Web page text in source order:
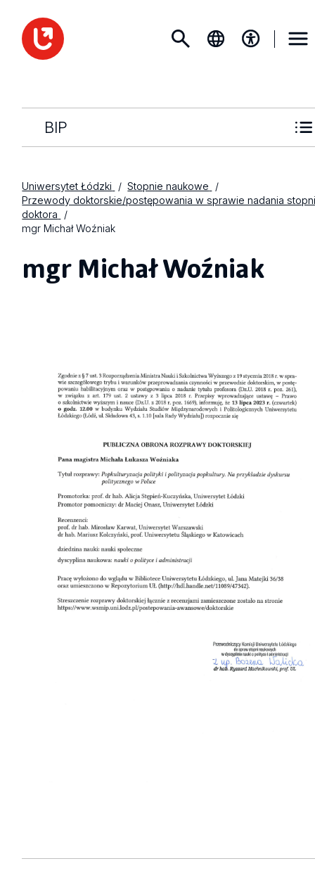
BIP
Uniwersytet Łódzki
Stopnie naukowe
Przewody doktorskie/postępowania w sprawie nadania
doktora
mgr Michał Woźniak
mgr Michał Woźniak